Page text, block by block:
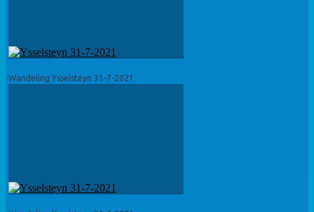
Wandeling Ysselsteyn 31-7-2021